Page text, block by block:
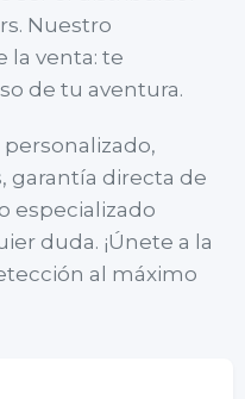
Nuestro
la venta: te
de tu aventura.
garantía directa de
especializado
duda. ¡Únete a la
al máximo